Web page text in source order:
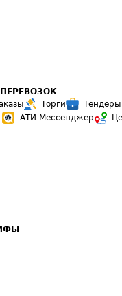
Торги Тендеры
АТИ Мессенджер
сайте